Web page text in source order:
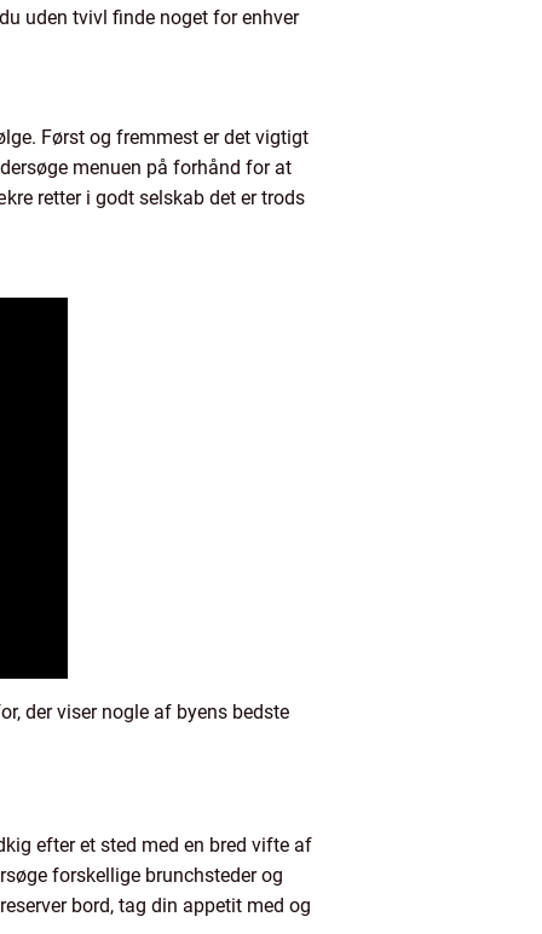
uden tvivl finde noget for enhver
Først og fremmest er det vigtigt
menuen på forhånd for at
retter i godt selskab det er trods
der viser nogle af byens bedste
efter et sted med en bred vifte af
forskellige brunchsteder og
bord, tag din appetit med og